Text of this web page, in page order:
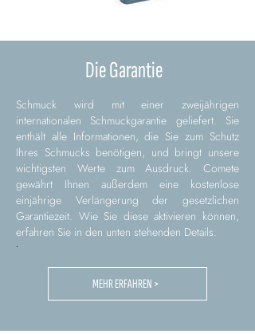
Die Garantie
Schmuck wird mit einer zweijährigen
internationalen Schmuckgarantie geliefert. Sie
enthält alle Informationen, die Sie zum Schutz
Ihres Schmucks benötigen, und bringt unsere
wichtigsten Werte zum Ausdruck. Comete
gewährt Ihnen außerdem eine kostenlose
einjährige Verlängerung der gesetzlichen
Garantiezeit. Wie Sie diese aktivieren können,
erfahren Sie in den unten stehenden Details.
MEHR ERFAHREN >